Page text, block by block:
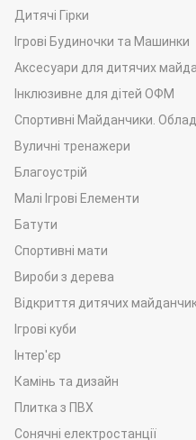
Дитячі Гірки
Ігрові Будиночки та Машинки
Аксесуари для дитячих
Інклюзивне для дітей ОФМ
Спортивні Майданчики.
Вуличні тренажери
Благоустрій
Малі Ігрові Елементи
Батути
Спортивні мати
Вироби з дерева
Відкриття дитячих
Ігрові куби
Інтер'єр
Камінь та дизайн
Плитка з ПВХ
Сонячні електростанції